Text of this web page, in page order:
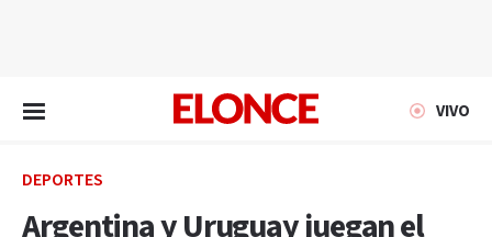
VIVO
DEPORTES
Argentina y Uruguay juegan el